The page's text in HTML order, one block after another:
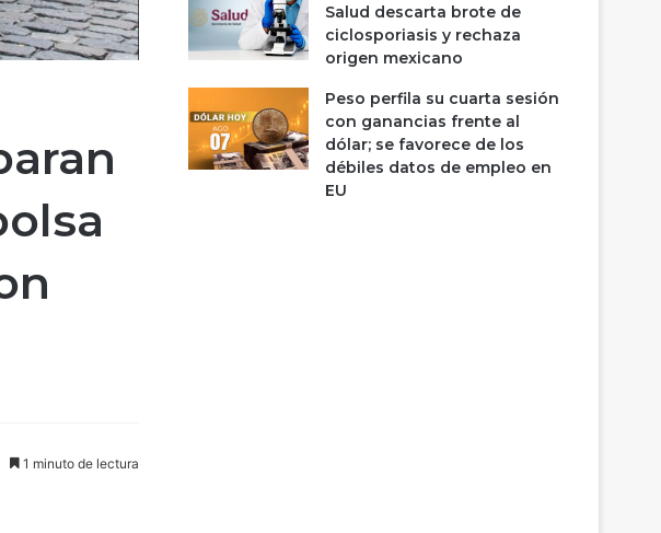
1 minuto de lectura
Salud descarta brote de
ciclosporiasis y rechaza
origen mexicano
Peso perfila su cuarta sesión
con ganancias frente al
dólar; se favorece de los
débiles datos de empleo en
EU